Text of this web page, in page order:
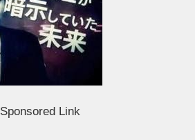
Sponsored Link